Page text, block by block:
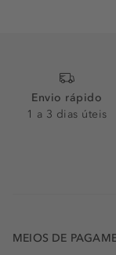
Envio rápido
1 a 3 dias úteis
MEIOS DE